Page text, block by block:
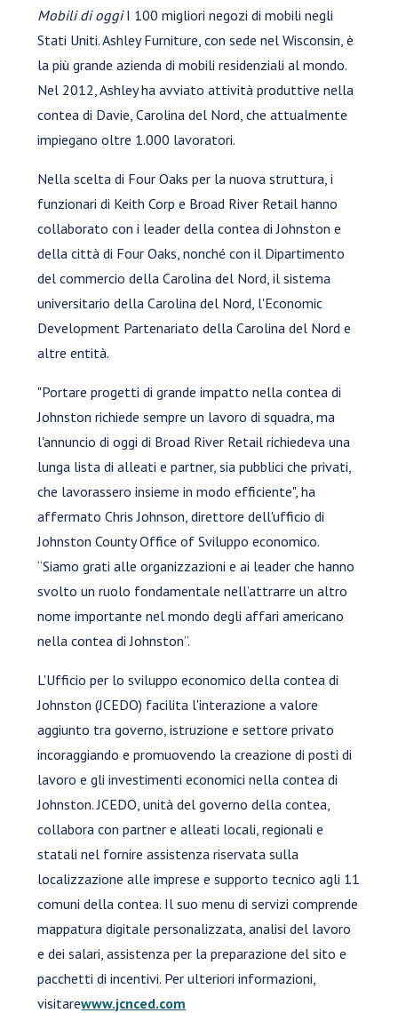
Mobili di oggiI 100 migliori negozi di mobili negli
Stati Uniti. Ashley Furniture, con sede nel Wisconsin, è
la più grande azienda di mobili residenziali al mondo.
Nel 2012, Ashley ha avviato attività produttive nella
contea di Davie, Carolina del Nord, che attualmente
impiegano oltre 1.000 lavoratori.
Nella scelta di Four Oaks per la nuova struttura, i
funzionari di Keith Corp e Broad River Retail hanno
collaborato con i leader della contea di Johnston e
della città di Four Oaks, nonché con il Dipartimento
del commercio della Carolina del Nord, il sistema
universitario della Carolina del Nord, l'Economic
Development Partenariato della Carolina del Nord e
altre entità.
"Portare progetti di grande impatto nella contea di
Johnston richiede sempre un lavoro di squadra, ma
l'annuncio di oggi di Broad River Retail richiedeva una
lunga lista di alleati e partner, sia pubblici che privati,
che lavorassero insieme in modo efficiente", ha
affermato Chris Johnson, direttore dell'ufficio di
Johnston County Office of Sviluppo economico.
“Siamo grati alle organizzazioni e ai leader che hanno
svolto un ruolo fondamentale nell’attrarre un altro
nome importante nel mondo degli affari americano
nella contea di Johnston”.
L'Ufficio per lo sviluppo economico della contea di
Johnston (JCEDO) facilita l'interazione a valore
aggiunto tra governo, istruzione e settore privato
incoraggiando e promuovendo la creazione di posti di
lavoro e gli investimenti economici nella contea di
Johnston. JCEDO, unità del governo della contea,
collabora con partner e alleati locali, regionali e
statali nel fornire assistenza riservata sulla
localizzazione alle imprese e supporto tecnico agli 11
comuni della contea. Il suo menu di servizi comprende
mappatura digitale personalizzata, analisi del lavoro
e dei salari, assistenza per la preparazione del sito e
pacchetti di incentivi. Per ulteriori informazioni,
visitarewww.jcnced.com